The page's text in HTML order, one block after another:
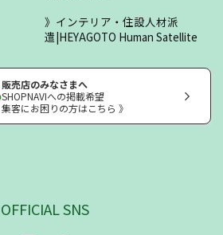
インテリア・住設人材派
遣|HEYAGOTO Human Satellite
販売店のみなさまへ
SHOPNAVIへの掲載希望
集客にお困りの方はこちら 》
OFFICIAL SNS